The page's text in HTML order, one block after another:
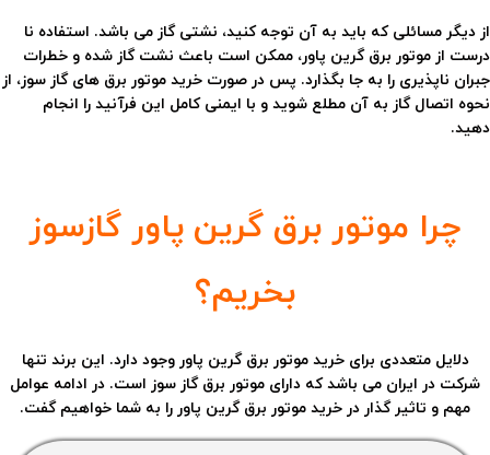
از دیگر مسائلی که باید به آن توجه کنید، نشتی گاز می باشد. استفاده نا
درست از موتور برق گرین پاور، ممکن است باعث نشت گاز شده و خطرات
جبران ناپذیری را به جا بگذارد. پس در صورت خرید موتور برق های گاز سوز، از
نحوه اتصال گاز به آن مطلع شوید و با ایمنی کامل این فرآنید را انجام
دهید.
چرا موتور برق گرین پاور گازسوز
بخریم؟
دلایل متعددی برای خرید موتور برق گرین پاور وجود دارد. این برند تنها
شرکت در ایران می باشد که دارای موتور برق گاز سوز است. در ادامه عوامل
مهم و تاثیر گذار در خرید موتور برق گرین پاور را به شما خواهیم گفت.